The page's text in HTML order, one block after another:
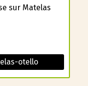
sur Matelas
otello